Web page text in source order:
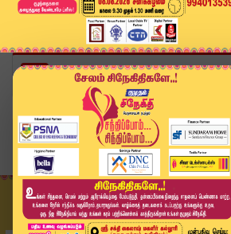
Home
வீடியோ ஸ்டோரி
🔴Live: காலை 10 மணி Headlines |